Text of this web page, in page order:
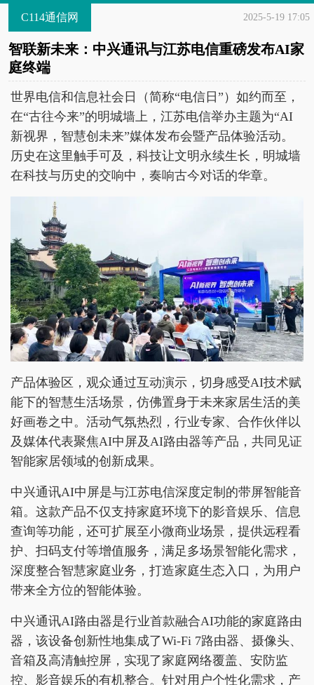
C114通信网 2025-5-19 17:05
智联新未来：中兴通讯与江苏电信重磅发布AI家
庭终端
世界电信和信息社会日（简称“电信日”）如约而至，
在“古往今来”的明城墙上，江苏电信举办主题为“AI
新视界，智慧创未来”媒体发布会暨产品体验活动。
历史在这里触手可及，科技让文明永续生长，明城墙
在科技与历史的交响中，奏响古今对话的华章。
产品体验区，观众通过互动演示，切身感受AI技术赋
能下的智慧生活场景，仿佛置身于未来家居生活的美
好画卷之中。活动气氛热烈，行业专家、合作伙伴以
及媒体代表聚焦AI中屏及AI路由器等产品，共同见证
智能家居领域的创新成果。
中兴通讯AI中屏是与江苏电信深度定制的带屏智能音
箱。这款产品不仅支持家庭环境下的影音娱乐、信息
查询等功能，还可扩展至小微商业场景，提供远程看
护、扫码支付等增值服务，满足多场景智能化需求，
深度整合智慧家庭业务，打造家庭生态入口，为用户
带来全方位的智能体验。
中兴通讯AI路由器是行业首款融合AI功能的家庭路由
器，该设备创新性地集成了Wi-Fi 7路由器、摄像头、
音箱及高清触控屏，实现了家庭网络覆盖、安防监
控、影音娱乐的有机整合。针对用户个性化需求，产